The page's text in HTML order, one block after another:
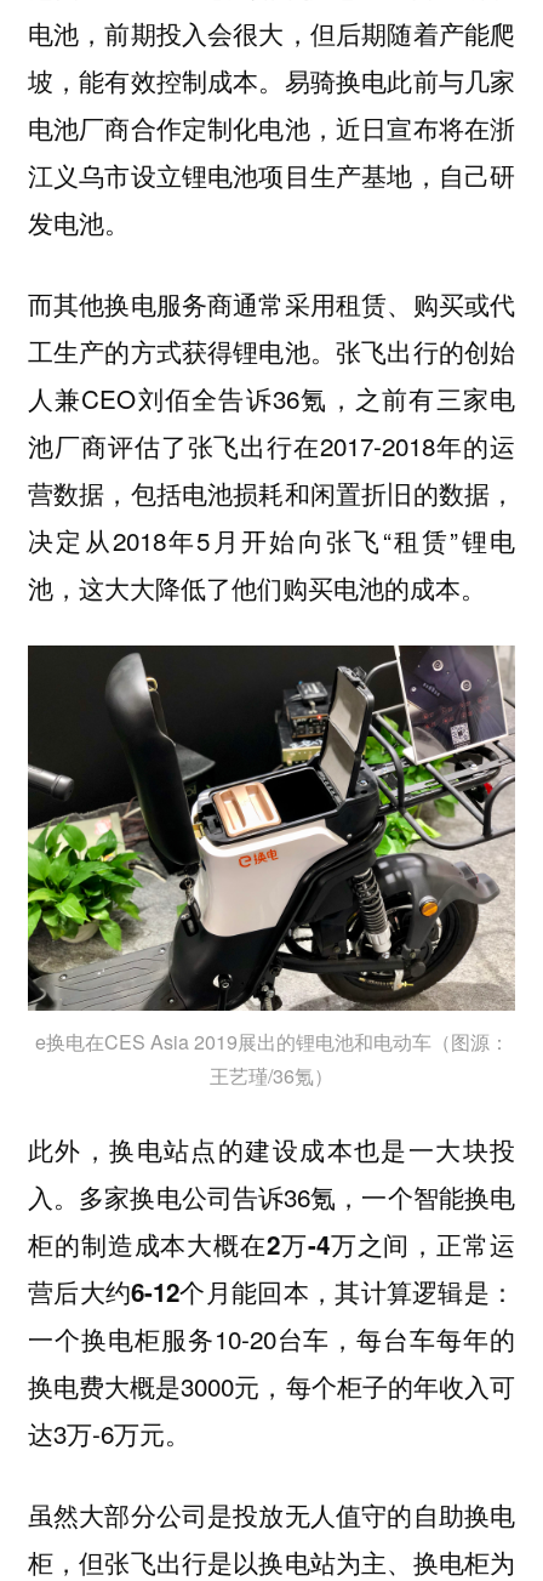
电池，前期投入会很大，但后期随着产能爬
坡，能有效控制成本。易骑换电此前与几家
电池厂商合作定制化电池，近日宣布将在浙
江义乌市设立锂电池项目生产基地，自己研
发电池。
而其他换电服务商通常采用租赁、购买或代
工生产的方式获得锂电池。张飞出行的创始
人兼CEO刘佰全告诉36氪，之前有三家电
池厂商评估了张飞出行在2017-2018年的运
营数据，包括电池损耗和闲置折旧的数据，
决定从2018年5月开始向张飞“租赁”锂电
池，这大大降低了他们购买电池的成本。
e换电在CES Asia 2019展出的锂电池和电动车（图源：
王艺瑾/36氪）
此外，换电站点的建设成本也是一大块投
入。多家换电公司告诉36氪， 一个智能换电
柜的制造成本大概在2万-4万之间，正常运
营后大约6-12个月能回本，其计算逻辑是：
一个换电柜服务10-20台车，每台车每年的
换电费大概是3000元，每个柜子的年收入可
达3万-6万元。
虽然大部分公司是投放无人值守的自助换电
柜，但张飞出行是以换电站为主、换电柜为